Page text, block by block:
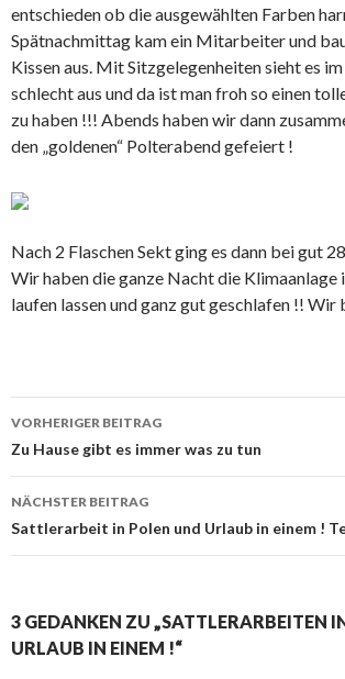
entschieden ob die ausgewählten Farben
Spätnachmittag kam ein Mitarbeiter und
Kissen aus. Mit Sitzgelegenheiten sieht es
schlecht aus und da ist man froh so einen
zu haben !!! Abends haben wir dann
den „goldenen“ Polterabend gefeiert !
Nach 2 Flaschen Sekt ging es dann bei gut
Wir haben die ganze Nacht die Klimaanlage
laufen lassen und ganz gut geschlafen !!
Beitrags-
Navigation
VORHERIGER BEITRAG
Zu Hause gibt es immer was zu tun
NÄCHSTER BEITRAG
Sattlerarbeit in Polen und Urlaub in einem !
3 GEDANKEN ZU „SATTLERARBEITEN
URLAUB IN EINEM !“